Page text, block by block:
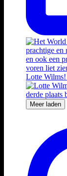
Lotte Wilms!
Meer laden